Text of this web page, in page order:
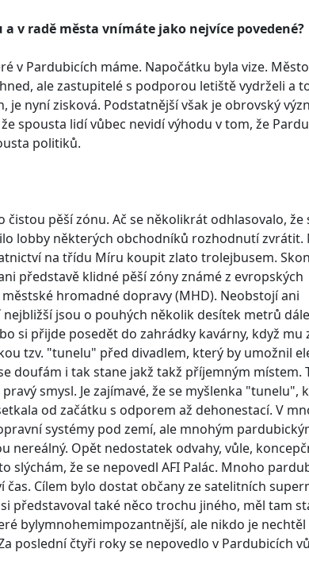
v radě města vnímáte jako nejvíce povedené?
v Pardubicích máme. Napočátku byla vize. Město
ale zastupitelé s podporou letiště vydrželi a
je nyní zisková. Podstatnější však je obrovský
spousta lidí vůbec nevidí výhodu v tom, že
politiků.
pěší zónu. Ač se několikrát odhlasovalo, že
lobby některých obchodníků rozhodnutí zvrátit.
na třídu Míru koupit zlato trolejbusem.
představě klidné pěší zóny známé z evropských
hromadné dopravy (MHD). Neobstojí ani
jsou o pouhých několik desítek metrů
si přijde posedět do zahrádky kavárny, když mu
tzv. "tunelu" před divadlem, který by umožnil
doufám i tak stane jakž takž příjemným místem.
smysl. Je zajímavé, že se myšlenka "tunelu",
od začátku s odporem až dehonestací. V
systémy pod zemí, ale mnohým
nereálný. Opět nedostatek odvahy, vůle,
slýchám, že se nepovedl AFI Palác. Mnoho
Cílem bylo dostat občany ze satelitních
představoval také něco trochu jiného, měl tam
bylymnohemimpozantnější, ale nikdo je
poslední čtyři roky se nepovedlo v Pardubicích